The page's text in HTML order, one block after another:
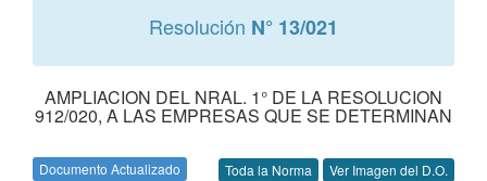
Resolución N° 13/021
AMPLIACION DEL NRAL. 1° DE LA RESOLUCION
912/020, A LAS EMPRESAS QUE SE DETERMINAN
Documento Actualizado Toda la Norma Ver Imagen del D.O.